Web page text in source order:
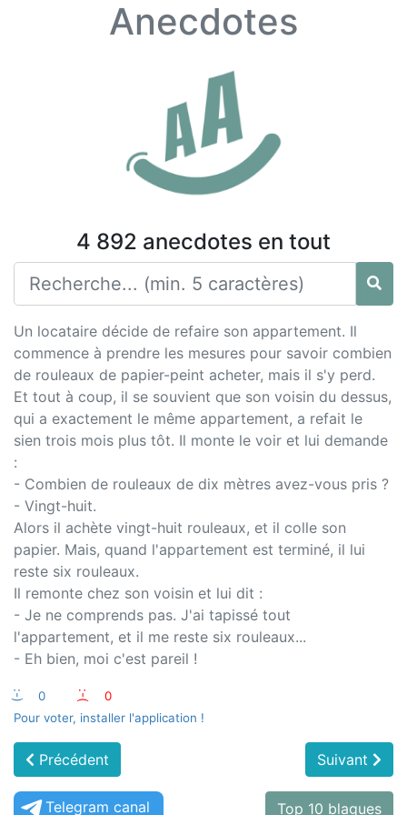
Anecdotes
4 892 anecdotes en tout
Un locataire décide de refaire son appartement. Il
commence à prendre les mesures pour savoir combien
de rouleaux de papier-peint acheter, mais il s'y perd.
Et tout à coup, il se souvient que son voisin du dessus,
qui a exactement le même appartement, a refait le
sien trois mois plus tôt. Il monte le voir et lui demande
:
- Combien de rouleaux de dix mètres avez-vous pris ?
- Vingt-huit.
Alors il achète vingt-huit rouleaux, et il colle son
papier. Mais, quand l'appartement est terminé, il lui
reste six rouleaux.
Il remonte chez son voisin et lui dit :
- Je ne comprends pas. J'ai tapissé tout
l'appartement, et il me reste six rouleaux...
- Eh bien, moi c'est pareil !
:-) 0 :-(
0
Pour voter, installer l'application !
Précédent Suivant
Telegram canal Top 10 blagues